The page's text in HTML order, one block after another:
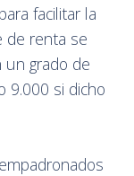
facilitar la
de renta se
un grado de
9.000 si dicho